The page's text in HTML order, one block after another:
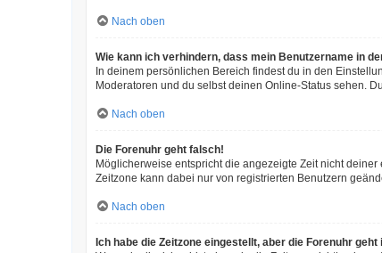
Nach oben
Wie kann ich verhindern, dass mein Benutzername in
In deinem persönlichen Bereich findest du in den
Moderatoren und du selbst deinen Online-Status sehen.
Nach oben
Die Forenuhr geht falsch!
Möglicherweise entspricht die angezeigte Zeit nicht
Zeitzone kann dabei nur von registrierten Benutzern
Nach oben
Ich habe die Zeitzone eingestellt, aber die Forenuhr